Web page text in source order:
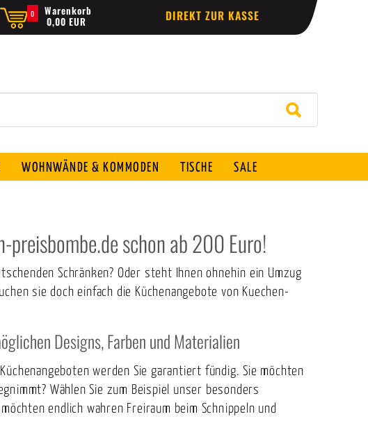
Warenkorb
0,00 EUR
0 DIREKT ZUR KASSE
WOHNWÄNDE & KOMMODEN TISCHE SALE
schon ab 200 Euro!
Schränken? Oder steht Ihnen ohnehin ein Umzug
sie doch einfach die Küchenangebote von Kuechen-
Designs, Farben und Materialien
werden Sie garantiert fündig. Sie möchten
Wählen Sie zum Beispiel unser besonders
endlich wahren Freiraum beim Schnippeln und